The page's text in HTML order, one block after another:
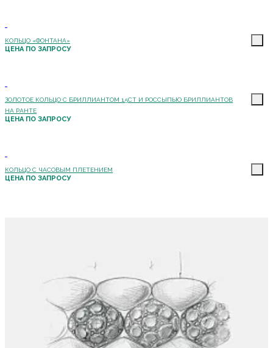
КОЛЬЦО «ФОНТАНА»
ЦЕНА ПО ЗАПРОСУ
ЗОЛОТОЕ КОЛЬЦО С БРИЛЛИАНТОМ 1,5CT И РОССЫПЬЮ БРИЛЛИАНТОВ
НА РАНТЕ
ЦЕНА ПО ЗАПРОСУ
КОЛЬЦО С ЧАСОВЫМ ПЛЕТЕНИЕМ
ЦЕНА ПО ЗАПРОСУ